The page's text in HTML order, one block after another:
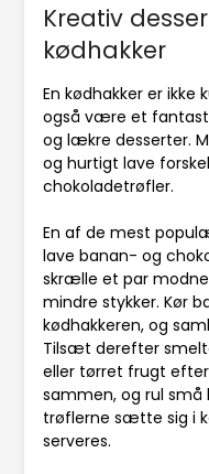
Kreativ
kødhakker
En kødhakker er ikke
også være et
og lækre desserter.
og hurtigt lave
chokoladetrøfler.
En af de mest
lave banan- og
skrælle et par
mindre stykker. Kør
kødhakkeren, og
Tilsæt derefter
eller tørret frugt
sammen, og rul små
trøflerne sætte sig i
serveres.